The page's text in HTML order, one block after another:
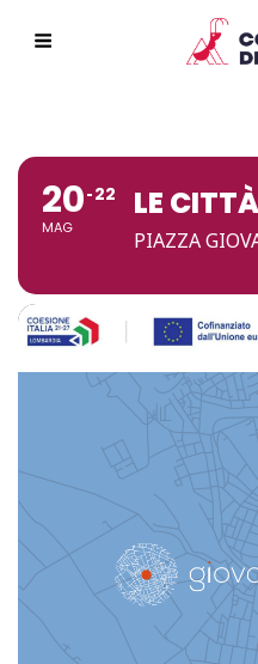
20
MAG
22 LE
PIAZZA